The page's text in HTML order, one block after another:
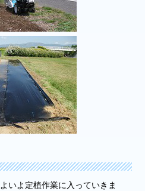
いよ定植作業に入っていきま